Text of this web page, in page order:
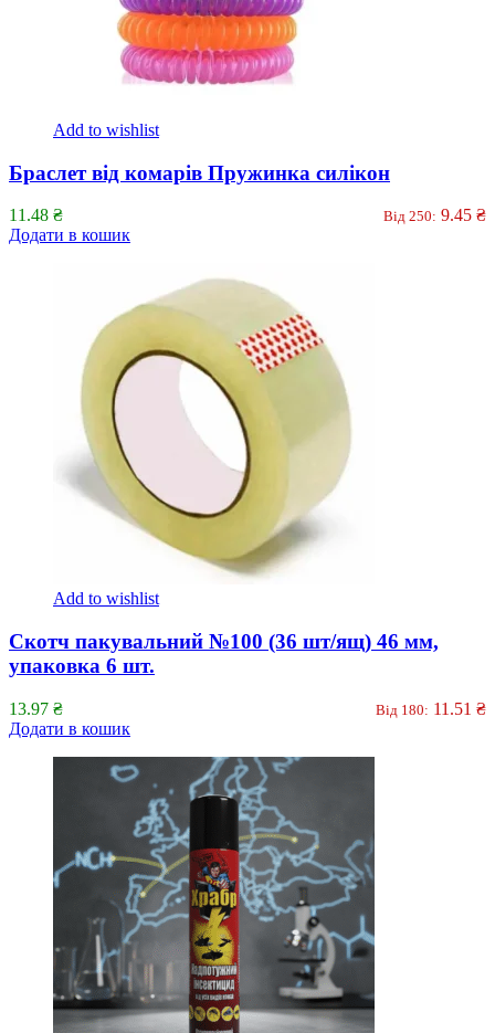
Add to wishlist
Браслет від комарів Пружинка силікон
11.48 ₴ Від 250: 9.45 ₴
Додати в кошик
Add to wishlist
Скотч пакувальний №100 (36 шт/ящ) 46 мм,
упаковка 6 шт.
13.97 ₴ Від 180: 11.51 ₴
Додати в кошик